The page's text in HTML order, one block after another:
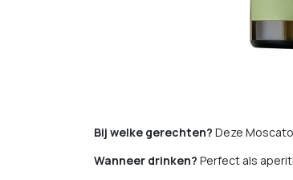
Bij welke gerechten? Deze
Wanneer drinken? Perfect als